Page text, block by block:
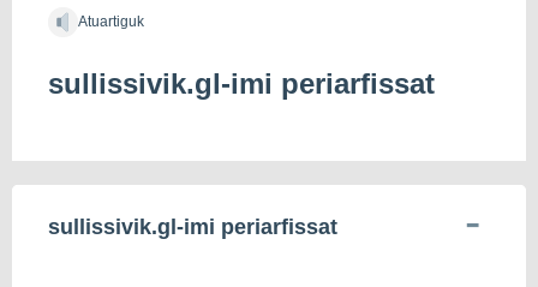
Atuartiguk
sullissivik.gl-imi periarfissat
sullissivik.gl-imi periarfissat